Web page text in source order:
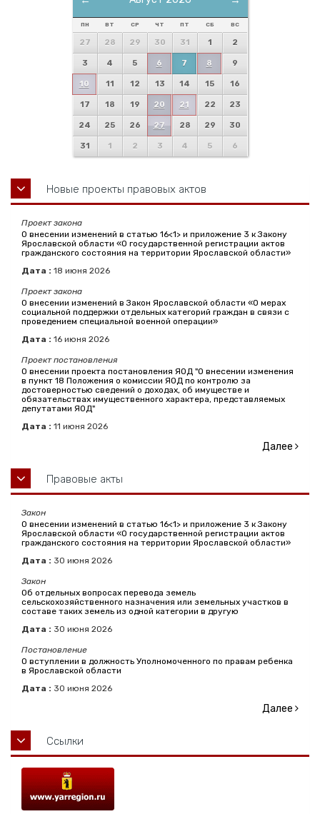
ПН ВТ СР ЧТ ПТ СБ ВС
27 28 29 30 31 1 2
3 4 5 6 7 8 9
10 11 12 13 14 15 16
17 18 19 20 21 22 23
24 25 26 27 28 29 30
31 1 2 3 4 5 6
Новые проекты правовых актов
Проект закона
О внесении изменений в статью 16<1> и приложение 3 к Закону
Ярославской области «О государственной регистрации актов
гражданского состояния на территории Ярославской области»
Дата : 18 июня 2026
Проект закона
О внесении изменений в Закон Ярославской области «О мерах
социальной поддержки отдельных категорий граждан в связи с
проведением специальной военной операции»
Дата : 16 июня 2026
Проект постановления
О внесении проекта постановления ЯОД "О внесении изменения
в пункт 18 Положения о комиссии ЯОД по контролю за
достоверностью сведений о доходах, об имуществе и
обязательствах имущественного характера, представляемых
депутатами ЯОД"
Дата : 11 июня 2026
Далее
Правовые акты
Закон
О внесении изменений в статью 16<1> и приложение 3 к Закону
Ярославской области «О государственной регистрации актов
гражданского состояния на территории Ярославской области»
Дата : 30 июня 2026
Закон
Об отдельных вопросах перевода земель
сельскохозяйственного назначения или земельных участков в
составе таких земель из одной категории в другую
Дата : 30 июня 2026
Постановление
О вступлении в должность Уполномоченного по правам ребенка
в Ярославской области
Дата : 30 июня 2026
Далее
Ссылки